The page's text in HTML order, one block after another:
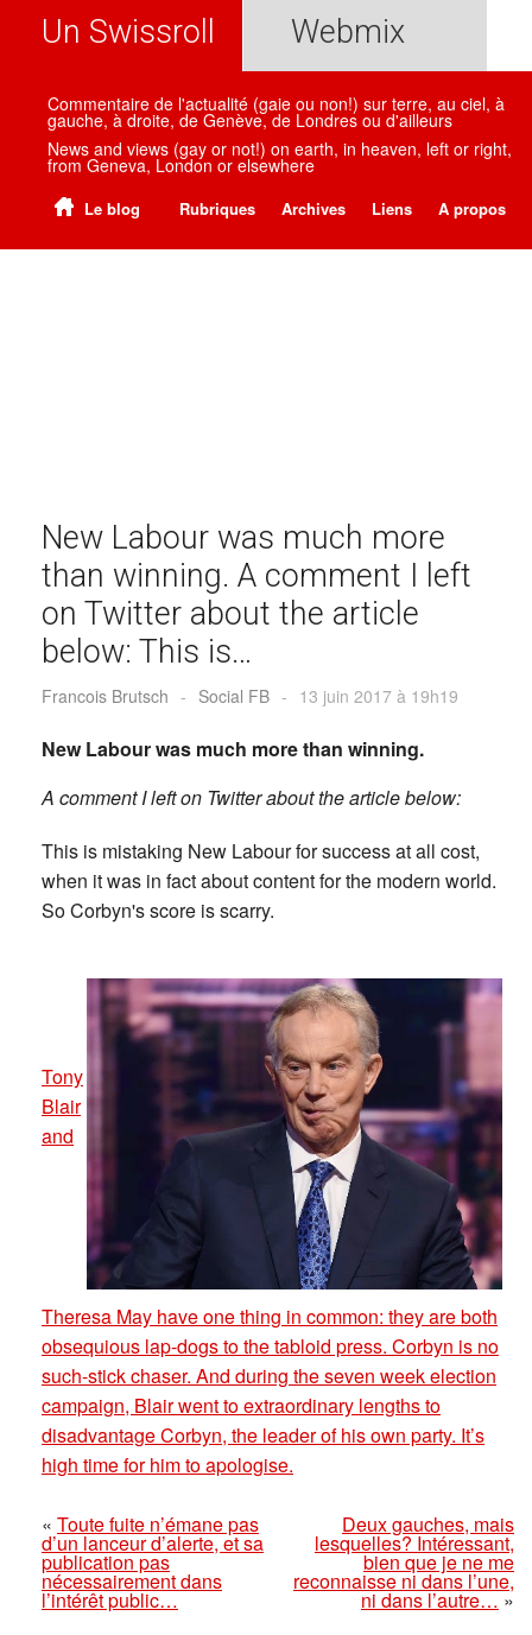
Un Swissroll Webmix
Commentaire de l'actualité (gaie ou non!) sur terre, au ciel, à
gauche, à droite, de Genève, de Londres ou d'ailleurs
News and views (gay or not!) on earth, in heaven, left or right,
from Geneva, London or elsewhere
Le blog Rubriques Archives Liens A propos
New Labour was much more
than winning. A comment I left
on Twitter about the article
below: This is…
Francois Brutsch - Social FB - 13 juin 2017 à 19h19
New Labour was much more than winning.
A comment I left on Twitter about the article below:
This is mistaking New Labour for success at all cost,
when it was in fact about content for the modern world.
So Corbyn's score is scarry.
Tony
Blair
and
Theresa May have one thing in common: they are both
obsequious lap-dogs to the tabloid press. Corbyn is no
such-stick chaser. And during the seven week election
campaign, Blair went to extraordinary lengths to
disadvantage Corbyn, the leader of his own party. It’s
high time for him to apologise.
« Toute fuite n’émane pas
d’un lanceur d’alerte, et sa
publication pas
nécessairement dans
l’intérêt public…
Deux gauches, mais
lesquelles? Intéressant,
bien que je ne me
reconnaisse ni dans l’une,
ni dans l’autre…»